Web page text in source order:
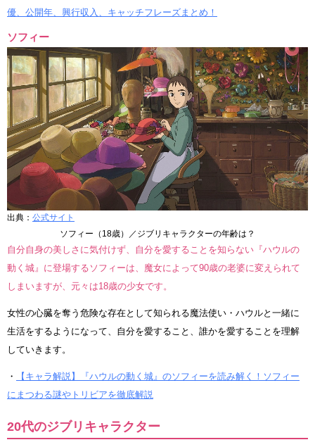
優、公開年、興行収入、キャッチフレーズまとめ！
ソフィー
出典： 公式サイト
ソフィー（18歳）／ジブリキャラクターの年齢は？
自分自身の美しさに気付けず、自分を愛することを知らない『ハウルの
動く城』に登場するソフィーは、魔女によって90歳の老婆に変えられて
しまいますが、元々は18歳の少女です。
女性の心臓を奪う危険な存在として知られる魔法使い・ハウルと一緒に
生活をするようになって、自分を愛すること、誰かを愛することを理解
していきます。
・
【キャラ解説】『ハウルの動く城』のソフィーを読み解く！ソフィー
にまつわる謎やトリビアを徹底解説
20代のジブリキャラクター